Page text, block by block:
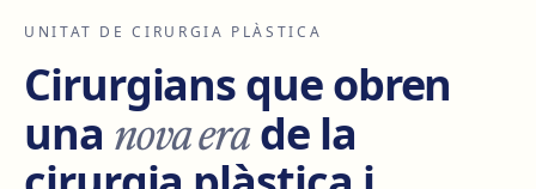
UNITAT DE CIRURGIA PLÀSTICA
Cirurgians que obren
una nova erade la